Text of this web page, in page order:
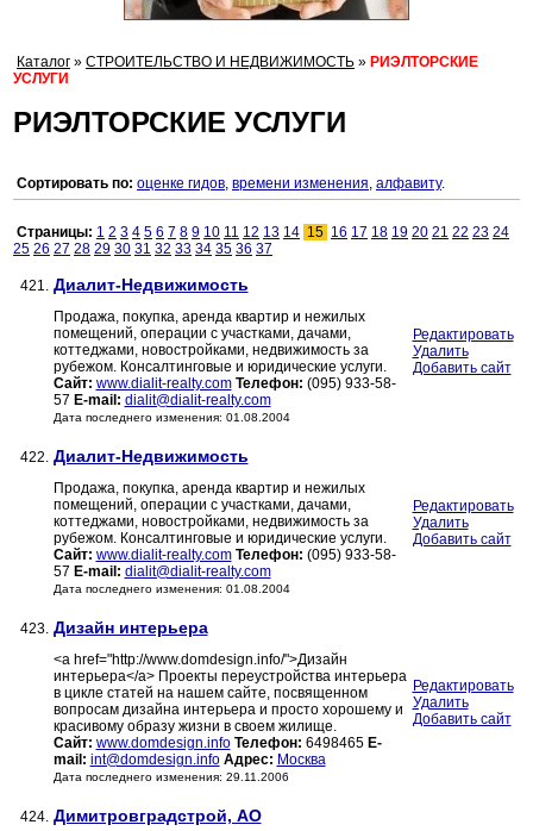
Каталог » СТРОИТЕЛЬСТВО И НЕДВИЖИМОСТЬ » РИЭЛТОРСКИЕ
УСЛУГИ
РИЭЛТОРСКИЕ УСЛУГИ
Сортировать по: оценке гидов, времени изменения, алфавиту.
Страницы: 1 2 3 4 5 6 7 8 9 10 11 12 13 14 15 16 17 18 19 20 21 22 23 24
25 26 27 28 29 30 31 32 33 34 35 36 37
421. Диалит-Недвижимость
Продажа, покупка, аренда квартир и нежилых
помещений, операции с участками, дачами,
коттеджами, новостройками, недвижимость за
рубежом. Консалтинговые и юридические услуги.
Сайт: www.dialit-realty.com Телефон: (095) 933-58-
57 E-mail: dialit@dialit-realty.com
Дата последнего изменения: 01.08.2004
Редактировать
Удалить
Добавить сайт
422. Диалит-Недвижимость
Продажа, покупка, аренда квартир и нежилых
помещений, операции с участками, дачами,
коттеджами, новостройками, недвижимость за
рубежом. Консалтинговые и юридические услуги.
Сайт: www.dialit-realty.com Телефон: (095) 933-58-
57 E-mail: dialit@dialit-realty.com
Дата последнего изменения: 01.08.2004
Редактировать
Удалить
Добавить сайт
423. Дизайн интерьера
<a href="http://www.domdesign.info/">Дизайн
интерьера</a> Проекты переустройства интерьера
в цикле статей на нашем сайте, посвященном
вопросам дизайна интерьера и просто хорошему и
красивому образу жизни в своем жилище.
Сайт: www.domdesign.info Телефон: 6498465 E-
mail: int@domdesign.info Адрес: Москва
Дата последнего изменения: 29.11.2006
Редактировать
Удалить
Добавить сайт
424. Димитровградстрой, АО